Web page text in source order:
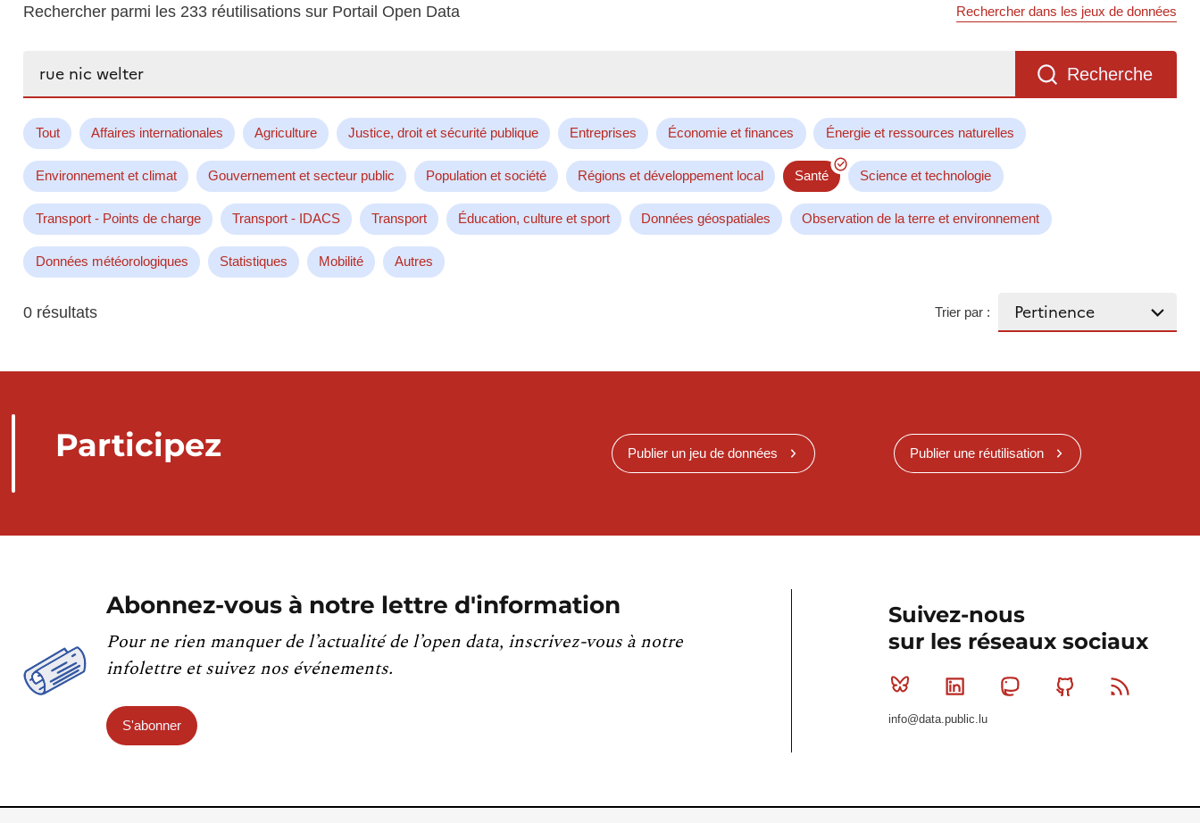
Rechercher parmi les 233 réutilisations sur Portail Open Data Rechercher dans les jeux de données
Recherche
Tout Affaires internationales Agriculture Justice, droit et sécurité publique Entreprises Économie et finances Énergie et ressources naturelles
Environnement et climat Gouvernement et secteur public Population et société Régions et développement local Santé Science et technologie
Transport - Points de charge Transport - IDACS Transport Éducation, culture et sport Données géospatiales Observation de la terre et environnement
Données météorologiques Statistiques Mobilité Autres
0 résultats Trier par :
Participez Publier un jeu de données Publier une réutilisation
Abonnez-vous à notre lettre d'information
Pour ne rien manquer de l’actualité de l’open data, inscrivez-vous à notre
infolettre et suivez nos événements.
S'abonner
Suivez-nous
sur les réseaux sociaux
Bluesky Linkedin MastodonGithub
info@data.public.lu